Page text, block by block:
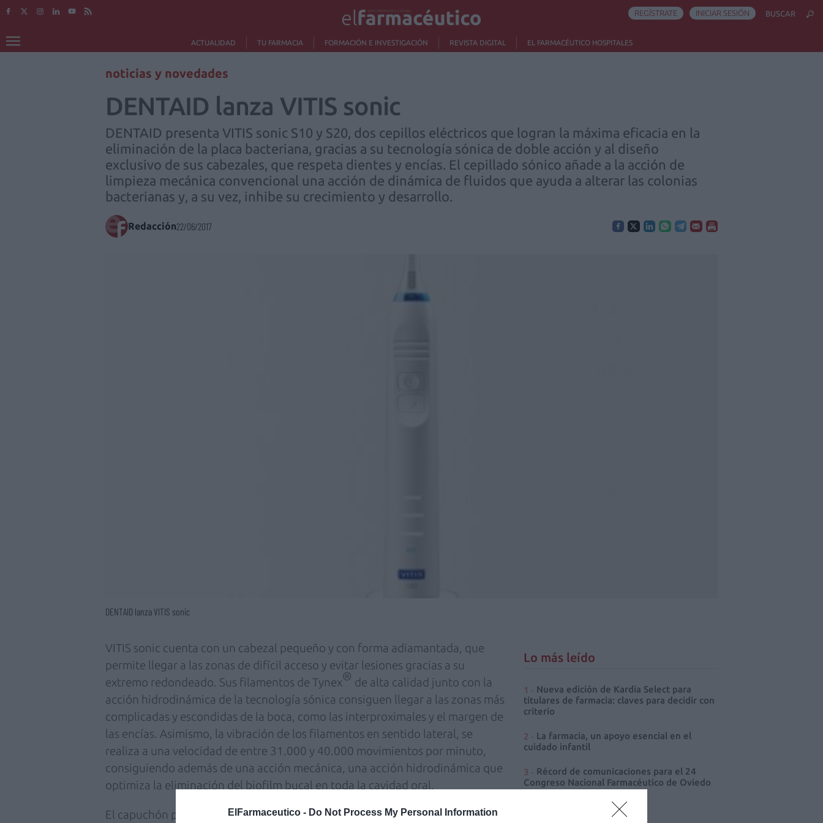
ElFarmaceutico - Do Not Process My Personal Information
ACTUALIDAD TU FARMACIA FORMACIÓN E INVESTIGACIÓN REVISTA DIGITAL EL FARMACÉUTICO HOSPITALES
REGÍSTRATE INICIAR SESIÓN BUSCAR
noticias y novedades
DENTAID lanza VITIS sonic
DENTAID presenta VITIS sonic S10 y S20, dos cepillos eléctricos que logran la máxima eficacia en la
eliminación de la placa bacteriana, gracias a su tecnología sónica de doble acción y al diseño
exclusivo de sus cabezales, que respeta dientes y encías. El cepillado sónico añade a la acción de
limpieza mecánica convencional una acción de dinámica de fluidos que ayuda a alterar las colonias
bacterianas y, a su vez, inhibe su crecimiento y desarrollo.
Redacción22/06/2017
DENTAID lanza VITIS sonic
VITIS sonic cuenta con un cabezal pequeño y con forma adiamantada, que
permite llegar a las zonas de difícil acceso y evitar lesiones gracias a su
extremo redondeado. Sus filamentos de Tynex® de alta calidad junto con la
acción hidrodinámica de la tecnología sónica consiguen llegar a las zonas más
complicadas y escondidas de la boca, como las interproximales y el margen de
las encías. Asimismo, la vibración de los filamentos en sentido lateral, se
realiza a una velocidad de entre 31.000 y 40.000 movimientos por minuto,
consiguiendo además de una acción mecánica, una acción hidrodinámica que
optimiza la eliminación del biofilm bucal en toda la cavidad oral.
El capuchón protector del cepillo protege los filamentos del contacto con el
Lo más leído
Nueva edición de Kardia Select para
titulares de farmacia: claves para decidir con
criterio
La farmacia, un apoyo esencial en el
cuidado infantil
Récord de comunicaciones para el 24
Congreso Nacional Farmacéutico de Oviedo